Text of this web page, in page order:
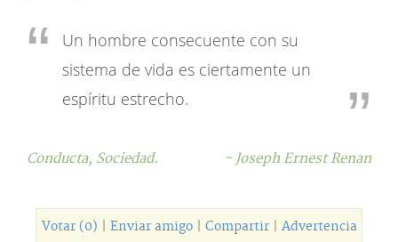
Un hombre consecuente con su
sistema de vida es ciertamente un
espíritu estrecho.
Conducta, Sociedad. - Joseph Ernest Renan
Votar (0) Enviar amigo| Compartir| Advertencia